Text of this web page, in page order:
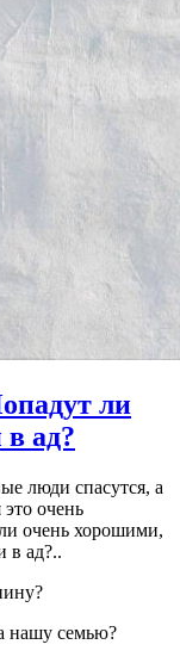
ли
ад?
люди спасутся, а
очень
очень хорошими,
в ад?..
нашу семью?